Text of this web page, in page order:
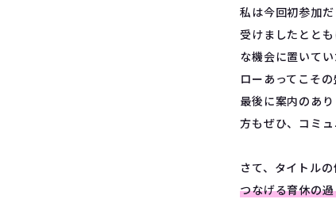
私は今回初参加
受けましたとと
な機会に置いて
ローあってこそ
最後に案内のあり
方もぜひ、コミ
さて、タイトルの
つなげる育休の